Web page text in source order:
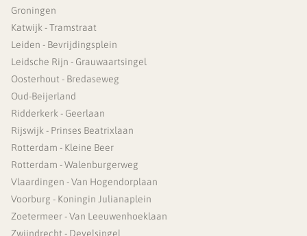
Groningen
Katwijk - Tramstraat
Leiden - Bevrijdingsplein
Leidsche Rijn - Grauwaartsingel
Oosterhout - Bredaseweg
Oud-Beijerland
Ridderkerk - Geerlaan
Rijswijk - Prinses Beatrixlaan
Rotterdam - Kleine Beer
Rotterdam - Walenburgerweg
Vlaardingen - Van Hogendorplaan
Voorburg - Koningin Julianaplein
Zoetermeer - Van Leeuwenhoeklaan
Zwijndrecht - Develsingel